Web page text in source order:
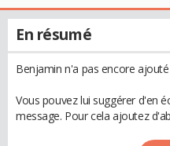
En résumé
Benjamin n'a pas encore
Vous pouvez lui suggérer d'en
message. Pour cela ajoutez